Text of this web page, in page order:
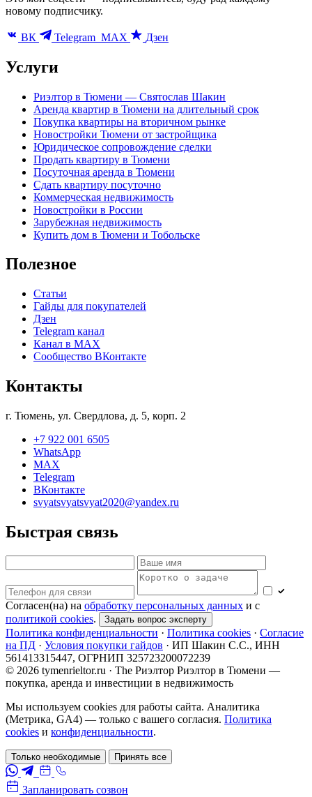
новому подписчику.
ВК Telegram MAX Дзен
Услуги
Риэлтор в Тюмени — Святослав Шакин
Аренда квартир в Тюмени на длительный срок
Покупка квартиры на вторичном рынке
Новостройки Тюмени от застройщика
Юридическое сопровождение сделки
Продать квартиру в Тюмени
Посуточная аренда в Тюмени
Сдать квартиру посуточно
Коммерческая недвижимость
Новостройки в России
Зарубежная недвижимость
Купить дом в Тюмени и Тобольске
Полезное
Статьи
Гайды для покупателей
Дзен
Telegram канал
Канал в MAX
Сообщество ВКонтакте
Контакты
г. Тюмень, ул. Свердлова, д. 5, корп. 2
+7 922 001 6505
WhatsApp
MAX
Telegram
ВКонтакте
svyatsvyatsvyat2020@yandex.ru
Быстрая связь
Согласен(на) на обработку персональных данных и с
политикой cookies. Задать вопрос эксперту
Политика конфиденциальности · Политика cookies · Согласие
на ПД · Условия покупки гайдов · ИП Шакин С.С., ИНН
561413315447, ОГРНИП 325723200072239
© 2026 tymenrieltor.ru · The Риэлтор Риэлтор в Тюмени —
покупка, аренда и инвестиции в недвижимость
Мы используем cookies для работы сайта. Аналитика
(Метрика, GA4) — только с вашего согласия. Политика
cookies и конфиденциальности.
Только необходимые Принять все
Запланировать созвон